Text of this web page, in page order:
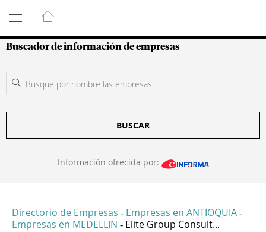
Guía de Empresas Colombianas
Buscador de información de empresas
BUSCAR
Información ofrecida por:
Directorio de Empresas - Empresas en ANTIOQUIA -
Empresas en MEDELLIN - Elite Group Consult...